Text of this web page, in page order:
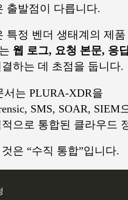
출발점이 다릅니다.
특정 벤더 생태계의 제
웹 로그, 요청 본문, 응
하는 데 초점을 둡니다.
서는 PLURA-XDR을
SMS, SOAR, SIEM
으로 통합된 클라우드
은 “수직 통합”입니다.